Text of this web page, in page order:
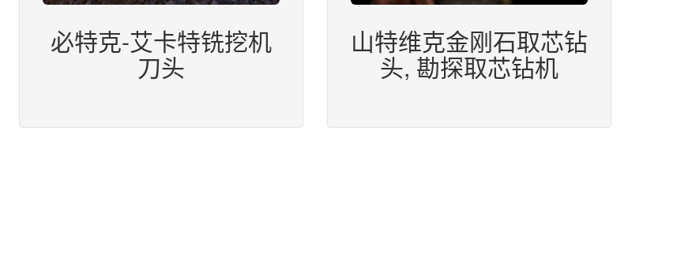
必特克-艾卡特铣挖机
刀头
山特维克金刚石取芯钻
头, 勘探取芯钻机